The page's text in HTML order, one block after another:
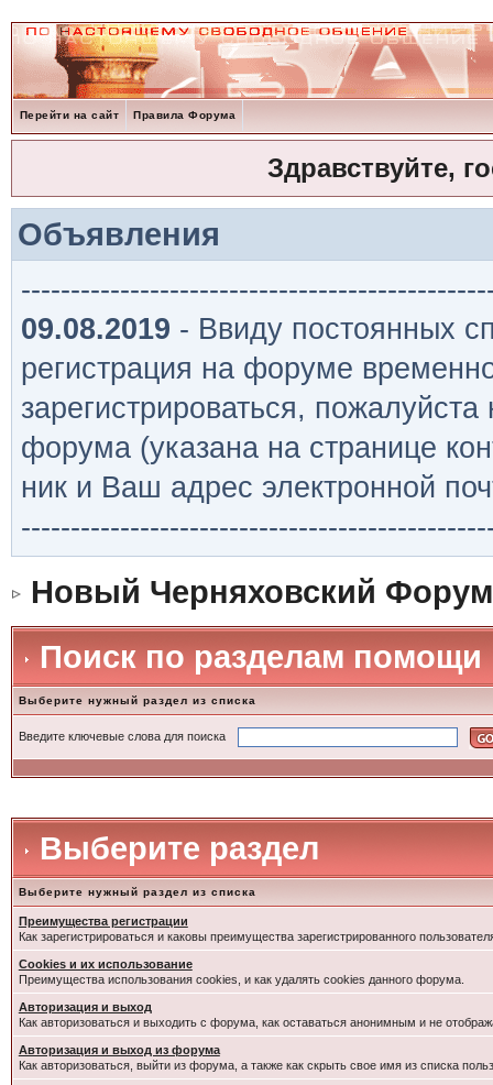
Перейти на сайт Правила Форума
Здравствуйте,
Объявления
09.08.2019 - Ввиду постоянных
регистрация на форуме
зарегистрироваться,
форума (указана на странице
ник и Ваш адрес электронной
Новый Черняховский Форум
Поиск по разделам помощи
Выберите нужный раздел из списка
Введите ключевые слова для поиска
Выберите раздел
Выберите нужный раздел из списка
Преимущества регистрации
Как зарегистрироваться и каковы преимущества зарегистрированного
Cookies и их использование
Преимущества использования cookies, и как удалять cookies данного форума.
Авторизация и выход
Как авторизоваться и выходить с форума, как оставаться анонимным и не
Авторизация и выход из форума
Как авторизоваться, выйти из форума, а также как скрыть свое имя из списка